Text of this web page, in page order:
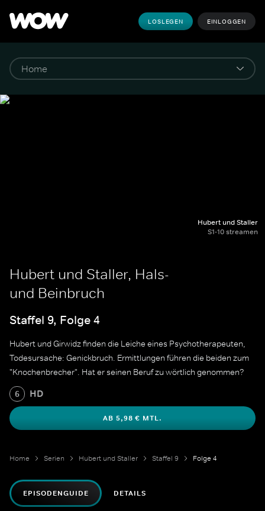
LOSLEGEN EINLOGGEN
Hubert und Staller
S1-10 streamen
Hubert und Staller, Hals-
und Beinbruch
Staffel 9, Folge 4
Hubert und Girwidz finden die Leiche eines Psychotherapeuten,
Todesursache: Genickbruch. Ermittlungen führen die beiden zum
"Knochenbrecher". Hat er seinen Beruf zu wörtlich genommen?
6 HD
AB 5,98 € MTL.
Home Serien Hubert und Staller Staffel 9 Folge 4
EPISODENGUIDE DETAILS